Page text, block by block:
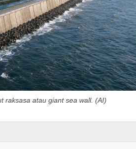
raksasa atau giant sea wall. (AI)